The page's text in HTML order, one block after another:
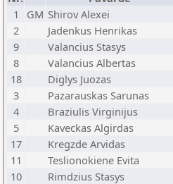
1
GM Shirov Alexei
2
Jadenkus Henrikas
9
Valancius Stasys
8
Valancius Albertas
18
Diglys Juozas
3
Pazarauskas Sarunas
4
Braziulis Virginijus
5
Kaveckas Algirdas
17
Kregzde Arvidas
11
Teslionokiene Evita
10
Rimdzius Stasys